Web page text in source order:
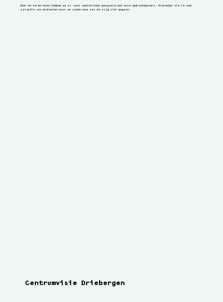
Centrumvisie Driebergen
Door de jaren heen hebben we al veel wedstrijden gespeeld met onze opdrachtgevers. Hieronder zie je een
selectie van projecten waar we samen mee aan de slag zijn gegaan.